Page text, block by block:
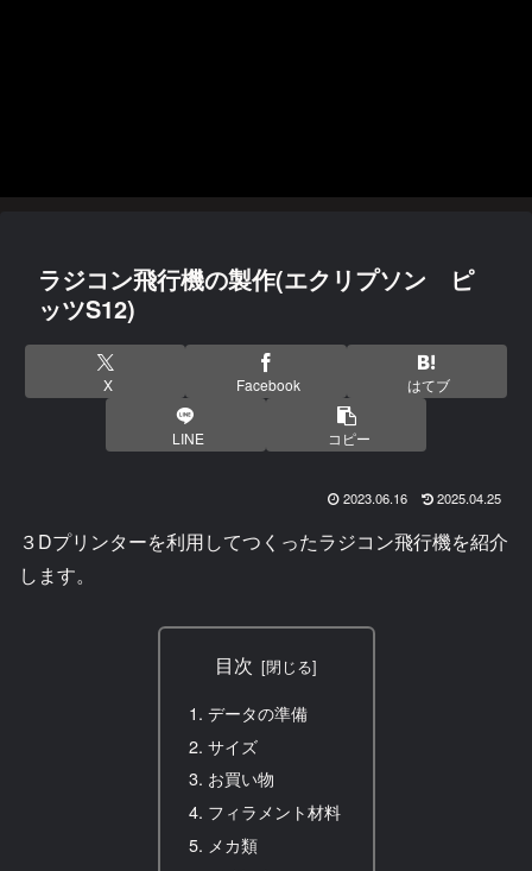
ラジコン飛行機の製作(エクリプソン ピ
ッツS12)
X Facebook はてブ
LINE コピー
2023.06.16 2025.04.25
３Dプリンターを利用してつくったラジコン飛行機を紹介
します。
目次
データの準備
サイズ
お買い物
フィラメント材料
メカ類